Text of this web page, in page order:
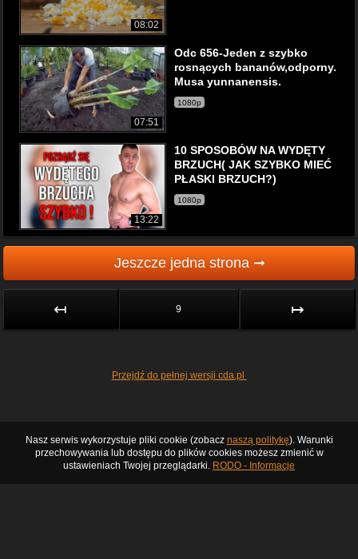
08:02
07:51
Odc 656-Jeden z szybko
rosnących bananów,odporny.
Musa yunnanensis.
1080p
13:22
10 SPOSOBÓW NA WYDĘTY
BRZUCH( JAK SZYBKO MIEĆ
PŁASKI BRZUCH?)
1080p
Jeszcze jedna strona ➞
↤ 9 ↦
Przejdź do pełnej wersji cda.pl
Nasz serwis wykorzystuje pliki cookie (zobacz naszą politykę). Warunki
przechowywania lub dostępu do plików cookies możesz zmienić w
ustawieniach Twojej przeglądarki. RODO - Informacje